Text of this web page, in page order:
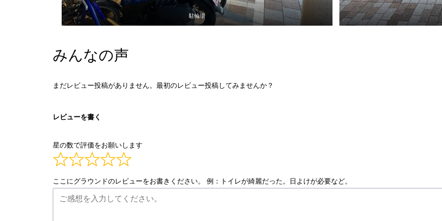
駐輪場
みんなの声
まだレビュー投稿がありません。最初のレビュー投稿してみませんか？
レビューを書く
星の数で評価をお願いします
ここにグラウンドのレビューをお書きください。 例：トイレが綺麗だった。日よけが必要など。